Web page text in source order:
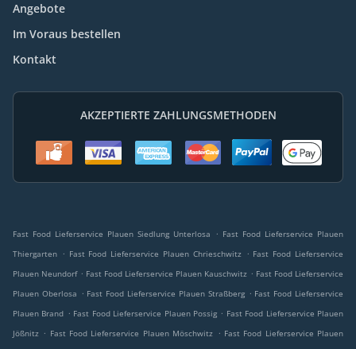
Angebote
Im Voraus bestellen
Kontakt
AKZEPTIERTE ZAHLUNGSMETHODEN
Fast Food Lieferservice Plauen Siedlung Unterlosa . Fast Food Lieferservice Plauen
Thiergarten . Fast Food Lieferservice Plauen Chrieschwitz . Fast Food Lieferservice
Plauen Neundorf . Fast Food Lieferservice Plauen Kauschwitz . Fast Food Lieferservice
Plauen Oberlosa . Fast Food Lieferservice Plauen Straßberg . Fast Food Lieferservice
Plauen Brand . Fast Food Lieferservice Plauen Possig . Fast Food Lieferservice Plauen
Jößnitz . Fast Food Lieferservice Plauen Möschwitz . Fast Food Lieferservice Plauen